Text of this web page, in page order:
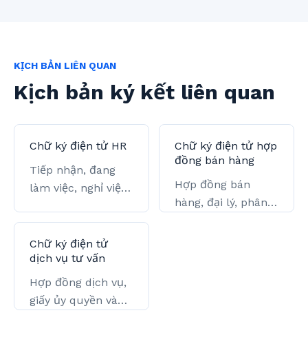
KỊCH BẢN LIÊN QUAN
Kịch bản ký kết liên quan
Chữ ký điện tử HR
Tiếp nhận, đang
làm việc, nghỉ việc
nước.
Chữ ký điện tử hợp
đồng bán hàng
Hợp đồng bán
hàng, đại lý, phân
Chữ ký điện tử
dịch vụ tư vấn
Hợp đồng dịch vụ,
giấy ủy quyền và